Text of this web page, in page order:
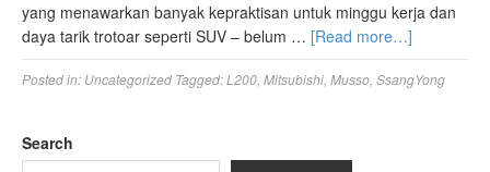
yang menawarkan banyak kepraktisan untuk minggu kerja dan
daya tarik trotoar seperti SUV – belum … [Read more…]
Posted in: Uncategorized Tagged:L200 Mitsubishi Musso SsangYong
Search